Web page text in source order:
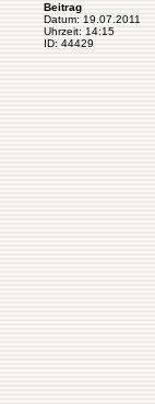
Beitrag
Datum: 19.07.2011
Uhrzeit: 14:15
ID: 44429